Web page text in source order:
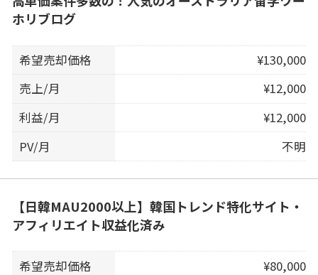
ホリブログ
希望売却価格
¥130,000
売上/月
¥12,000
利益/月
¥12,000
PV/月
不明
【日韓MAU2000以上】韓国トレンド特化サイト・
アフィリエイト収益化済み
希望売却価格
¥80,000